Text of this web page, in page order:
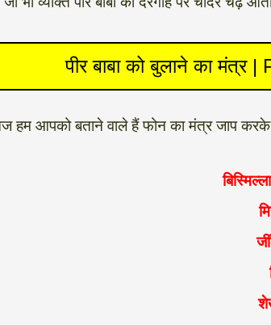
पीर बाबा को बुलाने का
हम आपको बताने वाले हैं फोन का मंत्र जाप करके